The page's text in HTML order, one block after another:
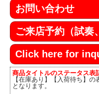
お問い合わせ
ご来店予約（試奏
Click here for
商品タイトルのステータス表
【在庫あり】【入荷待ち】
となります。